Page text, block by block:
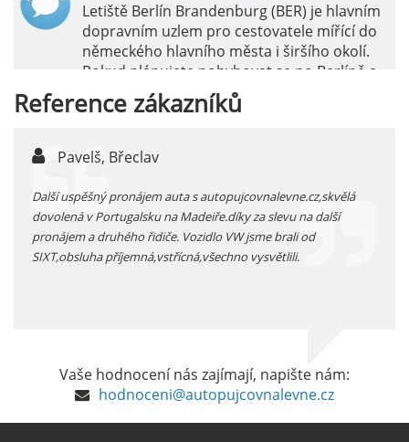
Letiště Berlín Brandenburg (BER) je hlavním
dopravním uzlem pro cestovatele mířící do
německého hlavního města i širšího okolí.
Pokud plánujete pohybovat se po Berlíně a
okolních regionech bez omezení, pronájem
auta přímo na letišti je ideální volbou.
Letiště Marseille, oficiálně známé jako
mezinárodní letiště Marseille-Provence, je
hlavní vstupní branou do regionu Provence
a nachází se přibližně 27 km od centra města
Půjčení auta na letišti v Alicante je výborný
způsob, jak pohodlně objevovat město i jeho
okolí. Letiště Alicante-Elche, hlavní vstupní
Reference zákazníků
Pavelš, Břeclav
Další uspěšný pronájem auta s autopujcovnalevne.cz,skvělá
dovolená v Portugalsku na Madeiře.díky za slevu na další
pronájem a druhého řidiče. Vozidlo VW jsme brali od
SIXT,obsluha příjemná,vstřícná,všechno vysvětlili.
Vaše hodnocení nás zajímají, napište nám:
hodnoceni@autopujcovnalevne.cz